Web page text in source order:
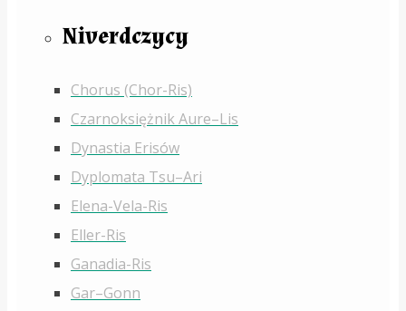
Niverdczycy
Chorus (Chor-Ris)
Czarnoksiężnik Aure–Lis
Dynastia Erisów
Dyplomata Tsu–Ari
Elena-Vela-Ris
Eller-Ris
Ganadia-Ris
Gar–Gonn